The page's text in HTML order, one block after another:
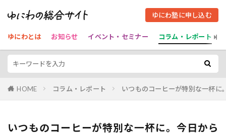
ゆにわ塾に申し込む
ゆにわとは お知らせ イベント・セミナー コラム・レポート
HOME コラム・レポート いつものコーヒーが特別な一杯に
いつものコーヒーが特別な一杯に。今日から